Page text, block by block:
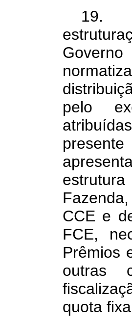
19.
pelo
CCE e
FCE,
Prêmios
outras
quota